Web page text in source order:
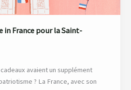
in France pour la Saint-
avaient un supplément
? La France, avec son